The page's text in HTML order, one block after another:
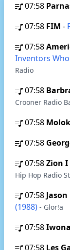
07:58
07:58 FIM -
07:58
Inventors
Radio
07:58
Crooner Radio
07:58
07:58
07:58Zion I
Hip Hop Radio
07:58
(1988) - Glor!a
07:58
07:58 Les